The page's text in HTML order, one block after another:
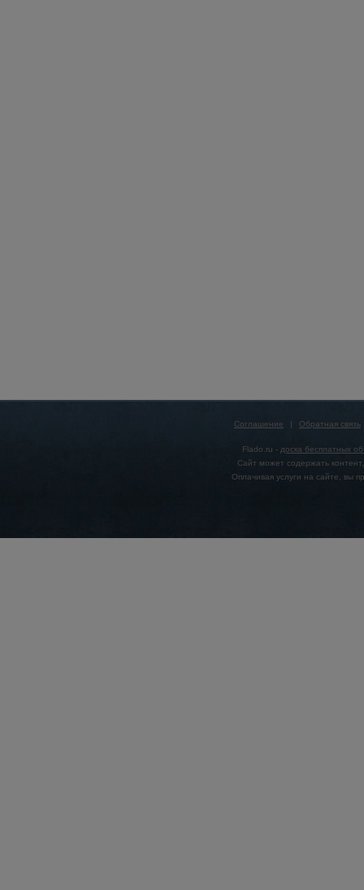
Соглашение | Обратная связь
Flado.ru - доска бесплатных
Сайт может содержать
Оплачивая услуги на сайте, вы